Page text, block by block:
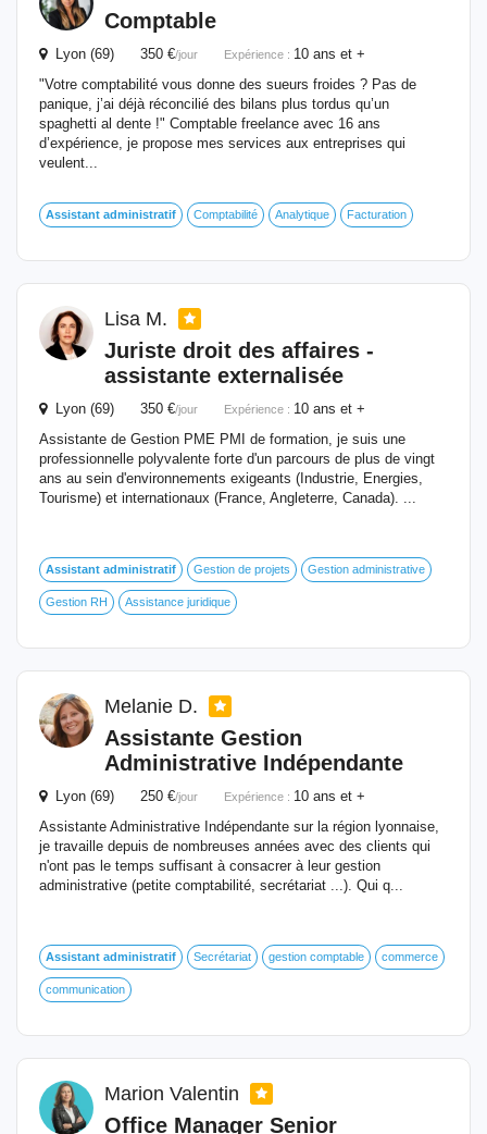
Comptable
Lyon (69) 350 €/jour Expérience : 10 ans et +
"Votre comptabilité vous donne des sueurs froides ? Pas de
panique, j’ai déjà réconcilié des bilans plus tordus qu’un
spaghetti al dente !" Comptable freelance avec 16 ans
d’expérience, je propose mes services aux entreprises qui
veulent...
Assistant administratif Comptabilité Analytique Facturation
Lisa M.
Juriste droit des affaires -
assistante externalisée
Lyon (69) 350 €/jour Expérience : 10 ans et +
Assistante de Gestion PME PMI de formation, je suis une
professionnelle polyvalente forte d'un parcours de plus de vingt
ans au sein d'environnements exigeants (Industrie, Energies,
Tourisme) et internationaux (France, Angleterre, Canada). ...
Assistant administratif Gestion de projets Gestion administrative
Gestion RH Assistance juridique
Melanie D.
Assistante Gestion
Administrative Indépendante
Lyon (69) 250 €/jour Expérience : 10 ans et +
Assistante Administrative Indépendante sur la région lyonnaise,
je travaille depuis de nombreuses années avec des clients qui
n'ont pas le temps suffisant à consacrer à leur gestion
administrative (petite comptabilité, secrétariat ...). Qui q...
Assistant administratif Secrétariat gestion comptable commerce
communication
Marion Valentin
Office Manager Senior